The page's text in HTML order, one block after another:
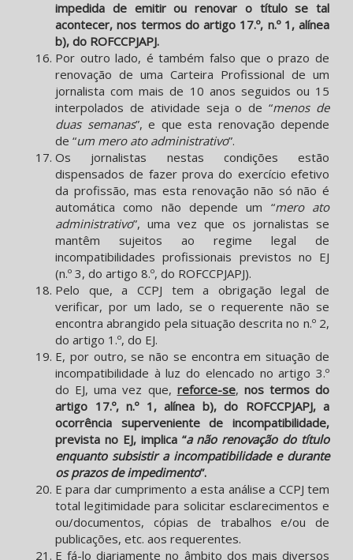
impedida de emitir ou renovar o título se tal
acontecer, nos termosdo artigo 17.º, n.º 1, alínea
b), do ROFCCPJAPJ.
Por outro lado, é também falso que o prazo de
renovação de uma Carteira Profissional de um
jornalista com mais de 10 anos seguidos ou 15
interpolados de atividade seja o de “menos de
duas semanas”, e que esta renovação depende
de “um mero ato administrativo”.
Os jornalistas nestas condições estão
dispensados de fazer prova do exercício efetivo
da profissão, mas esta renovação não só não é
automática como não depende um “mero ato
administrativo”, uma vez que os jornalistas se
mantêm sujeitos ao regime legal de
incompatibilidades profissionais previstos no EJ
(n.º 3, do artigo 8.º, do ROFCCPJAPJ).
Pelo que, a CCPJ tem a obrigação legal de
verificar, por um lado, se o requerente não se
encontra abrangido pela situação descrita no n.º 2,
do artigo 1.º, do EJ.
E, por outro, se não se encontra em situação de
incompatibilidade à luz do elencado no artigo 3.º
do EJ, uma vez que, reforce-se, nos termos do
artigo 17.º, n.º 1, alínea b), do ROFCCPJAPJ, a
ocorrência superveniente de incompatibilidade,
prevista no EJ, implica “a não renovação do título
enquanto subsistir a incompatibilidade e durante
os prazos de impedimento”.
E para dar cumprimento a esta análise a CCPJ tem
total legitimidade para solicitar esclarecimentos e
ou/documentos, cópias de trabalhos e/ou de
publicações, etc. aos requerentes.
E fá-lo diariamente no âmbito dos mais diversos